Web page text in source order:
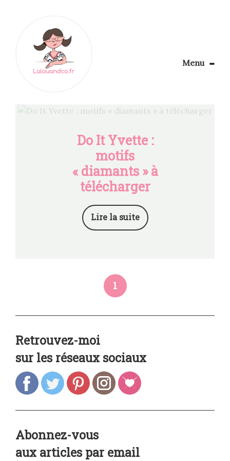
Menu
Apprendre la couture
Personnalisez vos tissus
Do It Yvette :
motifs
« diamants » à
télécharger
Lire la suite
1
Retrouvez-moi
sur les réseaux sociaux
Abonnez-vous
aux articles par email